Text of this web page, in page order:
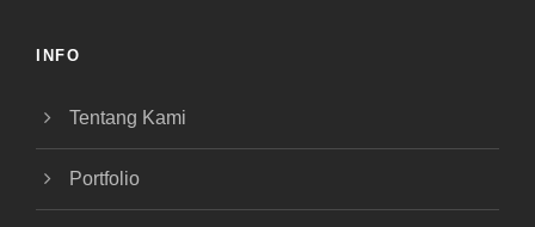
INFO
Tentang Kami
Portfolio